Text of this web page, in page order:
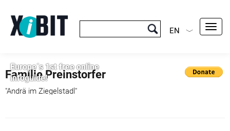
Europe´s 1st free online
infoguide!
EN
Familie Preinstorfer
"Andrä im Ziegelstadl"